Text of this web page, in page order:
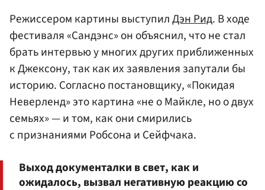
Режиссером картины выступилДэн Рид. В ходе
фестиваля «Сандэнс» он объяснил, что не стал
брать интервью у многих других приближенных
к Джексону, так как их заявления запутали бы
историю. Согласно постановщику, «Покидая
Неверленд» это картина «не о Майкле, но о двух
семьях» — и том, как они смирились
с признаниями Робсона и Сейфчака.
Выход документалки в свет, как и
ожидалось, вызвал негативную реакцию со